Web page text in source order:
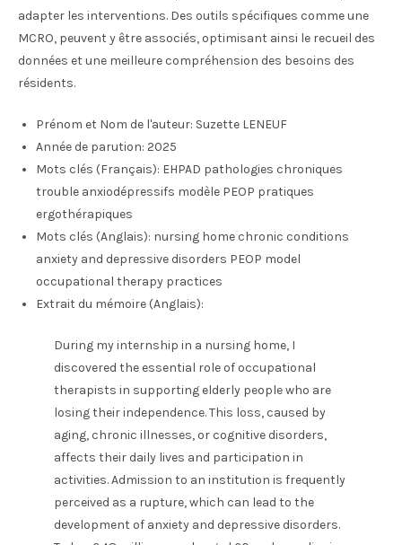
adapter les interventions. Des outils spécifiques comme une
MCRO, peuvent y être associés, optimisant ainsi le recueil des
données et une meilleure compréhension des besoins des
résidents.
Prénom et Nom de l'auteur: Suzette LENEUF
Année de parution: 2025
Mots clés (Français): EHPAD pathologies chroniques
trouble anxiodépressifs modèle PEOP pratiques
ergothérapiques
Mots clés (Anglais): nursing home chronic conditions
anxiety and depressive disorders PEOP model
occupational therapy practices
Extrait du mémoire (Anglais):
During my internship in a nursing home, I
discovered the essential role of occupational
therapists in supporting elderly people who are
losing their independence. This loss, caused by
aging, chronic illnesses, or cognitive disorders,
affects their daily lives and participation in
activities. Admission to an institution is frequently
perceived as a rupture, which can lead to the
development of anxiety and depressive disorders.